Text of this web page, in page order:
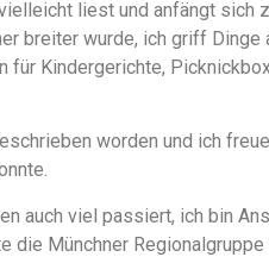
liest und anfängt sich
breiter wurde, ich griff
für Kindergerichte,
worden und ich
auch viel passiert, ich bin
die Münchner